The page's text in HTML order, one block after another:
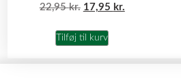
22,95kr. 17,95 kr.
Tilføj til kurv